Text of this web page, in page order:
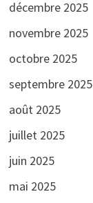
décembre 2025
novembre 2025
octobre 2025
septembre 2025
août 2025
juillet 2025
juin 2025
mai 2025